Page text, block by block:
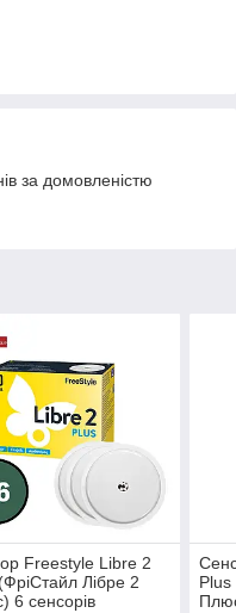
за домовленістю
Freestyle Libre 2
Лібре 2
6 сенсорів
Plus